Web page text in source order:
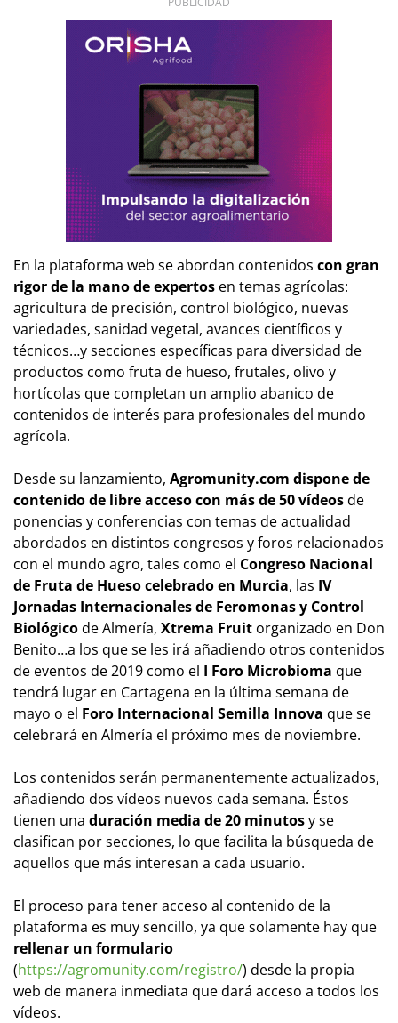
En la plataforma web se abordan contenidos con gran
rigor de la mano de expertos en temas agrícolas:
agricultura de precisión, control biológico, nuevas
variedades, sanidad vegetal, avances científicos y
técnicos…y secciones específicas para diversidad de
productos como fruta de hueso, frutales, olivo y
hortícolas que completan un amplio abanico de
contenidos de interés para profesionales del mundo
agrícola.
Desde su lanzamiento, Agromunity.com dispone de
contenido de libre acceso con más de 50 vídeosde
ponencias y conferencias con temas de actualidad
abordados en distintos congresos y foros relacionados
con el mundo agro, tales como el Congreso Nacional
de Fruta de Hueso celebrado en Murcia, las IV
Jornadas Internacionales de Feromonas y Control
Biológicode Almería, Xtrema Fruit organizado en Don
Benito…a los que se les irá añadiendo otros contenidos
de eventos de 2019 como el I Foro Microbioma que
tendrá lugar en Cartagena en la última semana de
mayo o el Foro Internacional Semilla Innova que se
celebrará en Almería el próximo mes de noviembre.
Los contenidos serán permanentemente actualizados,
añadiendo dos vídeos nuevos cada semana. Éstos
tienen una duración media de 20 minutosy se
clasifican por secciones, lo que facilita la búsqueda de
aquellos que más interesan a cada usuario.
El proceso para tener acceso al contenido de la
plataforma es muy sencillo, ya que solamente hay que
rellenar un formulario
(https://agromunity.com/registro/) desde la propia
web de manera inmediata que dará acceso a todos los
vídeos.